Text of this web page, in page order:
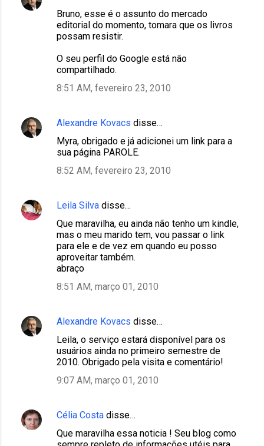
Bruno, esse é o assunto do mercado
editorial do momento, tomara que os livros
possam resistir.
O seu perfil do Google está não
compartilhado.
8:51 AM, fevereiro 23, 2010
Alexandre Kovacs disse…
Myra, obrigado e já adicionei um link para a
sua página PAROLE.
8:52 AM, fevereiro 23, 2010
Leila Silva disse…
Que maravilha, eu ainda não tenho um kindle,
mas o meu marido tem, vou passar o link
para ele e de vez em quando eu posso
aproveitar também.
abraço
8:51 AM, março 01, 2010
Alexandre Kovacs disse…
Leila, o serviço estará disponível para os
usuários ainda no primeiro semestre de
2010. Obrigado pela visita e comentário!
9:07 AM, março 01, 2010
Célia Costa disse…
Que maravilha essa noticia ! Seu blog como